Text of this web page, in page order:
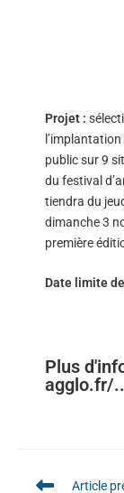
Projet :
l’implantation
public sur 9
du festival
tiendra du
dimanche 3
première
Date limite
Plus
agglo.fr/
Article